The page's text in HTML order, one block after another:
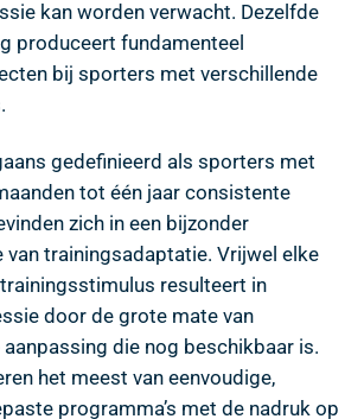
kan worden verwacht. Dezelfde
produceert fundamenteel
bij sporters met verschillende
gedefinieerd als sporters met
tot één jaar consistente
zich in een bijzonder
van trainingsadaptatie. Vrijwel elke
resulteert in
door de grote mate van
die nog beschikbaar is.
het meest van eenvoudige,
programma’s met de nadruk op